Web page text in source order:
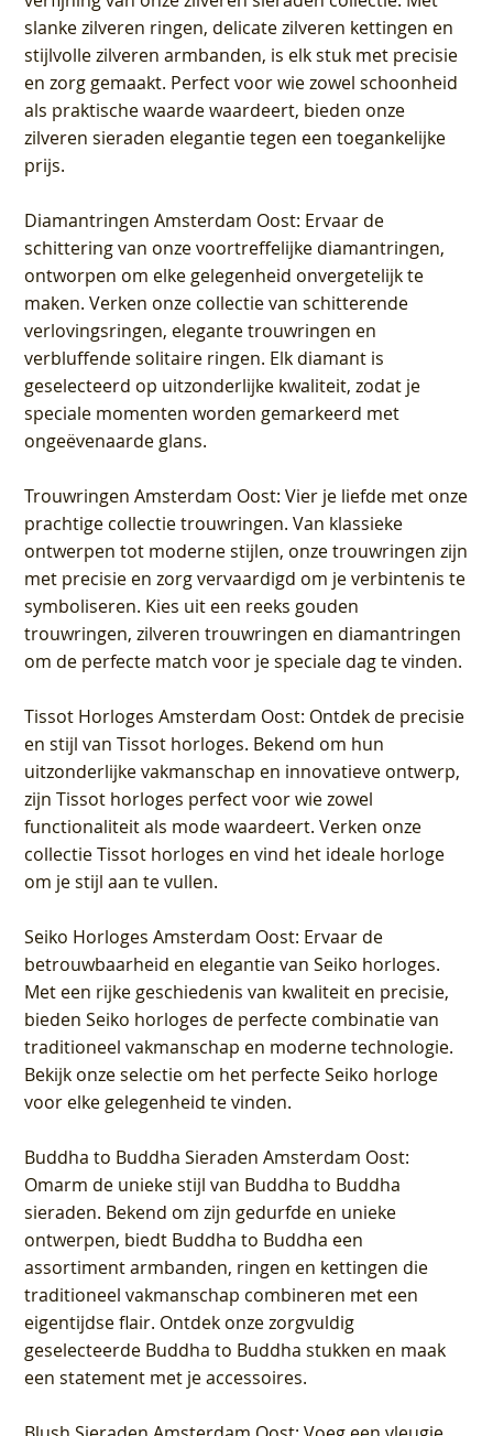
slanke zilveren ringen, delicate zilveren kettingen en
stijlvolle zilveren armbanden, is elk stuk met precisie
en zorg gemaakt. Perfect voor wie zowel schoonheid
als praktische waarde waardeert, bieden onze
zilveren sieraden elegantie tegen een toegankelijke
prijs.
Diamantringen Amsterdam Oost: Ervaar de
schittering van onze voortreffelijke diamantringen,
ontworpen om elke gelegenheid onvergetelijk te
maken. Verken onze collectie van schitterende
verlovingsringen, elegante trouwringen en
verbluffende solitaire ringen. Elk diamant is
geselecteerd op uitzonderlijke kwaliteit, zodat je
speciale momenten worden gemarkeerd met
ongeëvenaarde glans.
Trouwringen Amsterdam Oost: Vier je liefde met onze
prachtige collectie trouwringen. Van klassieke
ontwerpen tot moderne stijlen, onze trouwringen zijn
met precisie en zorg vervaardigd om je verbintenis te
symboliseren. Kies uit een reeks gouden
trouwringen, zilveren trouwringen en diamantringen
om de perfecte match voor je speciale dag te vinden.
Tissot Horloges Amsterdam Oost: Ontdek de precisie
en stijl van Tissot horloges. Bekend om hun
uitzonderlijke vakmanschap en innovatieve ontwerp,
zijn Tissot horloges perfect voor wie zowel
functionaliteit als mode waardeert. Verken onze
collectie Tissot horloges en vind het ideale horloge
om je stijl aan te vullen.
Seiko Horloges Amsterdam Oost: Ervaar de
betrouwbaarheid en elegantie van Seiko horloges.
Met een rijke geschiedenis van kwaliteit en precisie,
bieden Seiko horloges de perfecte combinatie van
traditioneel vakmanschap en moderne technologie.
Bekijk onze selectie om het perfecte Seiko horloge
voor elke gelegenheid te vinden.
Buddha to Buddha Sieraden Amsterdam Oost:
Omarm de unieke stijl van Buddha to Buddha
sieraden. Bekend om zijn gedurfde en unieke
ontwerpen, biedt Buddha to Buddha een
assortiment armbanden, ringen en kettingen die
traditioneel vakmanschap combineren met een
eigentijdse flair. Ontdek onze zorgvuldig
geselecteerde Buddha to Buddha stukken en maak
een statement met je accessoires.